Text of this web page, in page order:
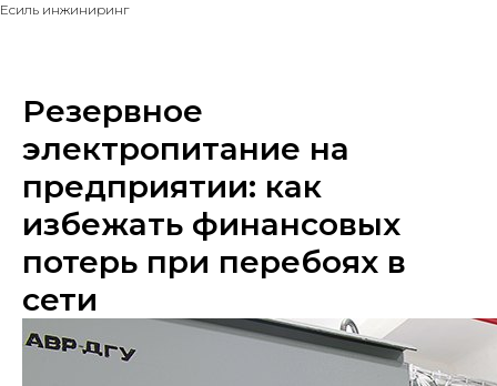
Есиль инжиниринг
Резервное
электропитание на
предприятии: как
избежать финансовых
потерь при перебоях в
сети